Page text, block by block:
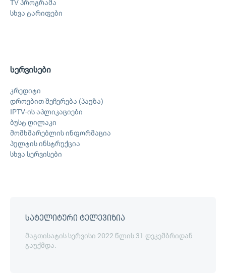
TV პროგრამა
სხვა ტარიფები
სერვისები
კრედიტი
დროებით შეჩერება (პაუზა)
IPTV-ის აპლიკაციები
ბუსტ ღილაკი
მომხმარებლის ინფორმაცია
პულტის ინსტრუქცია
სხვა სერვისები
სატელიტური ტელევიზია
მაგთისატის სერვისი 2022 წლის 31 დეკემბრიდან
გაუქმდა.